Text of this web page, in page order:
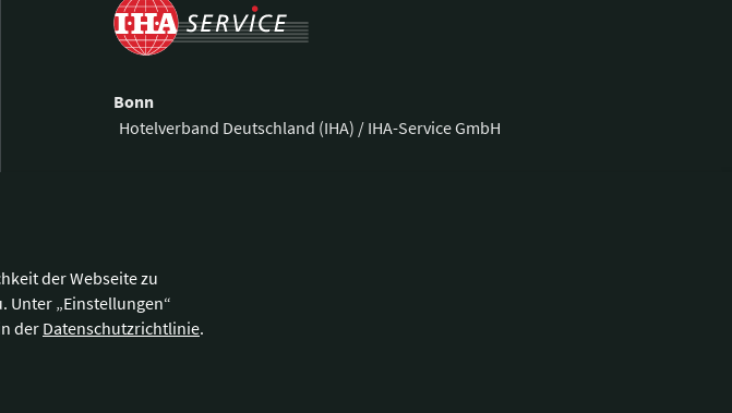
der Webseite zu
Unter „Einstellungen“
der Datenschutzrichtlinie.
Bonn
Hotelverband Deutschland (IHA) / IHA-Service GmbH
Wegbeschreibung